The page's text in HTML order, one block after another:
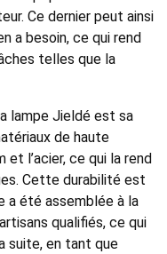
Ce dernier peut ainsi
a besoin, ce qui rend
telles que la
lampe Jieldé est sa
de haute
et l’acier, ce qui la rend
Cette durabilité est
a été assemblée à la
qualifiés, ce qui
suite, en tant que